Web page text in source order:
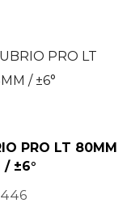
PRO LT 80MM
/ ±6°